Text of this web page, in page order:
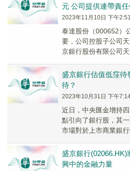
元 公司提供連帶責
2023年11月10日 下午2:51
泰達股份（000652）
要，公司控股子公司
京銀行股份有限公司
盛京銀行估值低窪待
待？
2023年10月31日 下午
近日，中央匯金增持
點引向了銀行股，其
市場對於上市商業銀
擁有較高的...
盛京銀行
興中的金融力量